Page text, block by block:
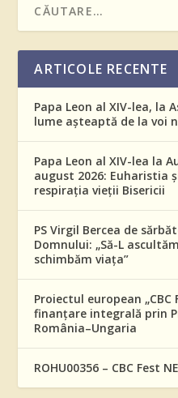
ARTICOLE RECENTE
Papa Leon al XIV-lea, la
lume așteaptă de la voi
Papa Leon al XIV-lea la
august 2026: Euharistia
respirația vieții Bisericii
PS Virgil Bercea de
Domnului: „Să-L
schimbăm viața”
Proiectul european
finanțare integrală prin
România–Ungaria
ROHU00356 – CBC Fest